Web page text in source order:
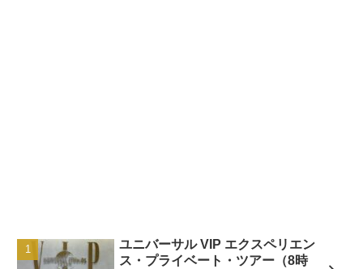
ユニバーサル VIP エクスペリエン
ス・プライベート・ツアー（8時